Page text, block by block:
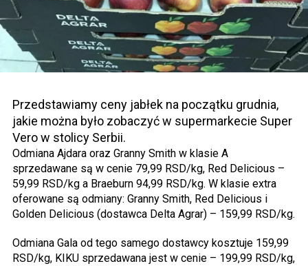
Przedstawiamy ceny jabłek na początku grudnia,
jakie można było zobaczyć w supermarkecie Super
Vero w stolicy Serbii.
Odmiana Ajdara oraz Granny Smith w klasie A
sprzedawane są w cenie 79,99 RSD/kg, Red Delicious –
59,99 RSD/kg a Braeburn 94,99 RSD/kg. W klasie extra
oferowane są odmiany: Granny Smith, Red Delicious i
Golden Delicious (dostawca Delta Agrar) – 159,99 RSD/kg.
Odmiana Gala od tego samego dostawcy kosztuje 159,99
RSD/kg, KIKU sprzedawana jest w cenie – 199,99 RSD/kg,